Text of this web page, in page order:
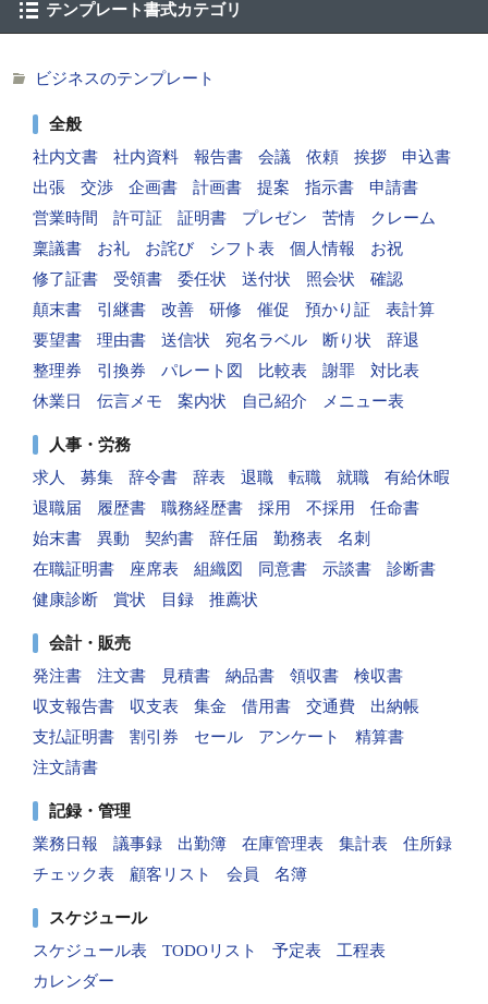
テンプレート書式カテゴリ
ビジネスのテンプレート
全般
社内文書
社内資料 報告書 会議 依頼 挨拶
申込書
出張
交渉 企画書 計画書 提案 指示書
申請書
営業時間
許可証 証明書 プレゼン 苦情
クレーム
稟議書
お礼 お詫び シフト表 個人情報
お祝
修了証書
受領書 委任状 送付状 照会状
確認
顛末書
引継書 改善 研修 催促 預かり証
表計算
要望書
理由書 送信状 宛名ラベル 断り状
辞退
整理券
引換券 パレート図 比較表 謝罪
対比表
休業日
伝言メモ 案内状 自己紹介 メニュー表
人事・労務
求人
募集 辞令書 辞表 退職 転職 就職
有給休暇
退職届
履歴書 職務経歴書 採用 不採用
任命書
始末書
異動 契約書 辞任届 勤務表
名刺
在職証明書
座席表 組織図 同意書 示談書
診断書
健康診断
賞状 目録 推薦状
会計・販売
発注書
注文書 見積書 納品書 領収書
検収書
収支報告書
収支表 集金 借用書 交通費
出納帳
支払証明書
割引券 セール アンケート
精算書
注文請書
記録・管理
業務日報
議事録 出勤簿 在庫管理表 集計表
住所録
チェック表
顧客リスト 会員 名簿
スケジュール
スケジュール表
TODOリスト 予定表
工程表
カレンダー